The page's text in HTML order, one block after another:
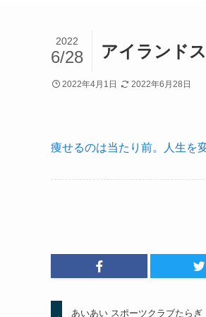
アイランド
2022
6/28
2022年4月1日 2022年6月28日
痩せるのは当たり前。人生を
あいあい スポーツクラブたら